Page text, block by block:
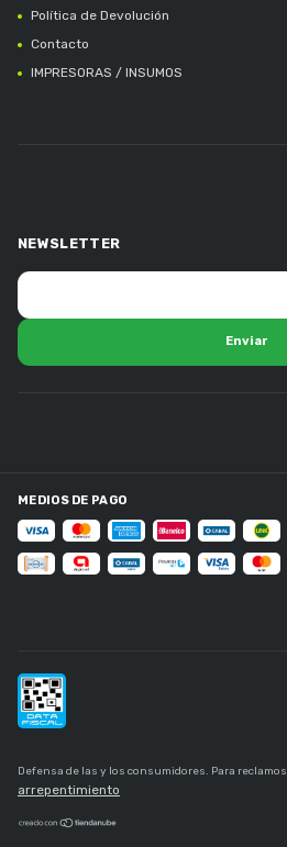
Política de Devolución
Contacto
IMPRESORAS / INSUMOS
NEWSLETTER
MEDIOS DE PAGO
Defensa de las y los consumidores. Para reclamos
arrepentimiento